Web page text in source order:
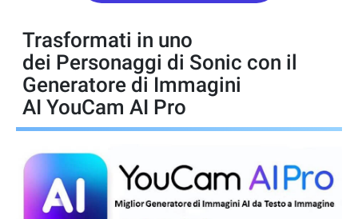
Trasformati in uno
dei Personaggi di Sonic con il
Generatore di Immagini
AI YouCam AI Pro